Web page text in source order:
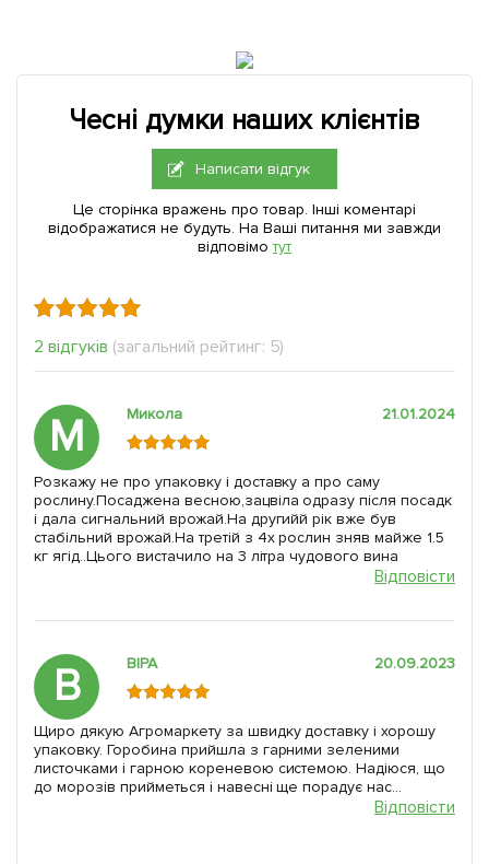
Чесні думки наших клієнтів
Написати відгук
Це сторінка вражень про товар. Інші коментарі
відображатися не будуть. На Ваші питання ми завжди
відповімо тут
2 відгуків (загальний рейтинг: 5)
М Микола 21.01.2024
Розкажу не про упаковку і доставку а про саму
рослину.Посаджена весною,зацвіла одразу після посадк
і дала сигнальний врожай.На другийй рік вже був
стабільний врожай.На третій з 4х рослин зняв майже 1.5
кг ягід..Цього вистачило на 3 літра чудового вина
Відповісти
В ВІРА 20.09.2023
Щиро дякую Агромаркету за швидку доставку і хорошу
упаковку. Горобина прийшла з гарними зеленими
листочками і гарною кореневою системою. Надіюся, що
до морозів прийметься і навесні ще порадує нас...
Відповісти